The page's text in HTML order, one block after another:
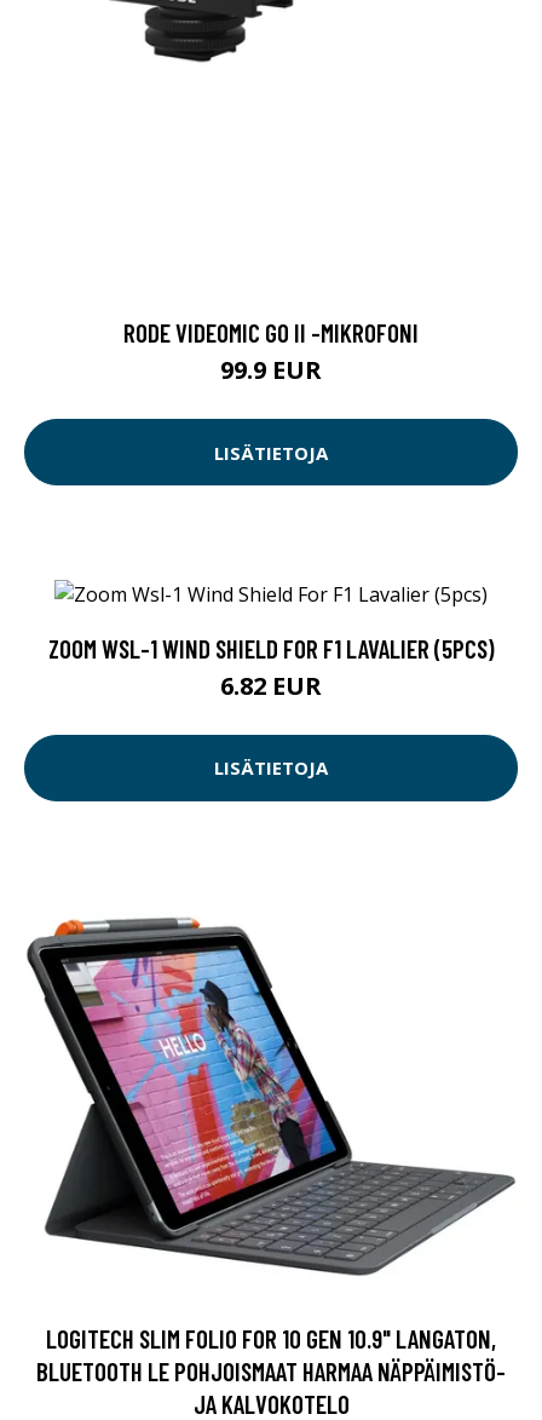
RODE VIDEOMIC GO II -MIKROFONI
99.9 EUR
LISÄTIETOJA
ZOOM WSL-1 WIND SHIELD FOR F1 LAVALIER (5PCS)
6.82 EUR
LISÄTIETOJA
LOGITECH SLIM FOLIO FOR 10 GEN 10.9" LANGATON,
BLUETOOTH LE POHJOISMAAT HARMAA NÄPPÄIMISTÖ-
JA KALVOKOTELO